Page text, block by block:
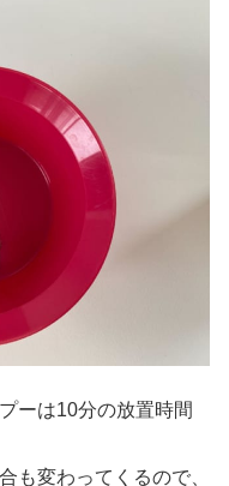
ーは10分の放置時間
も変わってくるので、